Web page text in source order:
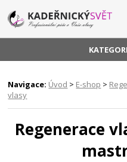
Navigace: Úvod > E-shop >
vlasy
Regenerace